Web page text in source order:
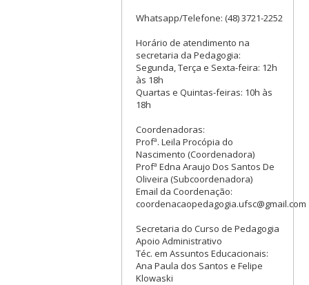
Whatsapp/Telefone: (48) 3721-2252
Horário de atendimento na
secretaria da Pedagogia:
Segunda, Terça e Sexta-feira: 12h
às 18h
Quartas e Quintas-feiras: 10h às
18h
Coordenadoras:
Profª. Leila Procópia do
Nascimento (Coordenadora)
Profª Edna Araujo Dos Santos De
Oliveira (Subcoordenadora)
Email da Coordenação:
coordenacaopedagogia.ufsc@gmail.com
Secretaria do Curso de Pedagogia
Apoio Administrativo
Téc. em Assuntos Educacionais:
Ana Paula dos Santos e Felipe
Klowaski